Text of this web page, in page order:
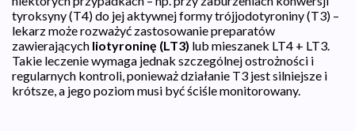
tyroksyny (T4) do jej aktywnej formy trójjodotyroniny (T3) –
lekarz może rozważyć zastosowanie preparatów
zawierających liotyroninę (LT3) lub mieszanek LT4 + LT3.
Takie leczenie wymaga jednak szczególnej ostrożności i
regularnych kontroli, ponieważ działanie T3 jest silniejsze i
krótsze, a jego poziom musi być ściśle monitorowany.